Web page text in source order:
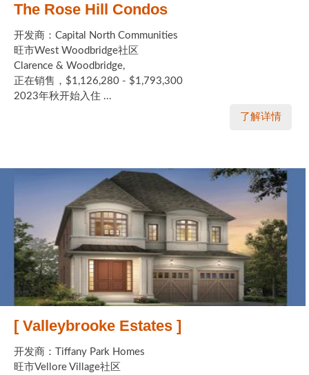
The Rose Hill Condos
开发商：Capital North Communities
旺市West Woodbridge社区
Clarence & Woodbridge,
正在销售，$1,126,280 - $1,793,300
2023年秋开始入住 ...
了解详情
[ Valleybrooke Estates ]
开发商：Tiffany Park Homes
旺市Vellore Village社区